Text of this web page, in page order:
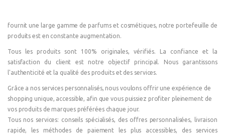
fournit une large gamme de parfums et cosmétiques, notre portefeuille de
produits est en constante augmentation.
Tous les produits sont 100% originales, vérifiés. La confiance et la
satisfaction du client est notre objectif principal. Nous garantissons
l'authenticité et la qualité des produits et des services.
Grâce a nos services personnalisés, nous voulons offrir une expérience de
shopping unique, accessible, afin que vous puissiez profiter pleinement de
vos produits de marques préférées chaque jour.
Tous nos services: conseils spécialisés, des offres personnalisées, livraison
rapide, les méthodes de paiement les plus accessibles, des services